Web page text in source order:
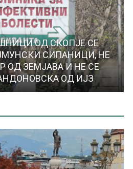
ОД СКОПЈЕ СЕ
СИПАНИЦИ, НЕ
ОД ЗЕМЈАВА И НЕ СЕ
ОД ИЈЗ